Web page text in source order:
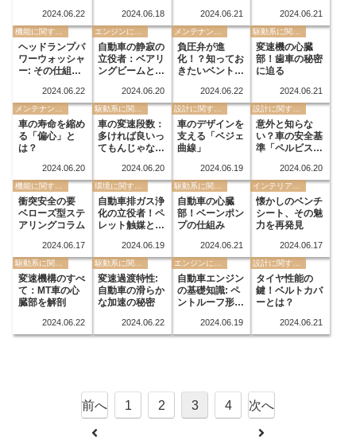
2024.06.22 2024.06.18 2024.06.21 2024.06.21
ヘッドランプパ
ワーウォッシャ
ー: その仕組み
2024.06.22
自動車の静寂の
立役者：ベアリ
ングビームと
2024.06.20
負圧弁が進
化！？知ってお
きたいベントバ
2024.06.22
変速機の心臓
部！歯車の秘密
に迫る
2024.06.21
車の寿命を縮め
る「偏心」と
は？
2024.06.20
車の変速段数：
多ければ良いっ
てもんじゃな
2024.06.20
設計に関する用語
車のデザインを
支える「ベジェ
曲線」
2024.06.19
意外と知らな
い？車の安全基
準「ペルビスリ
ント」2024.06.20
衝突安全の要
ベローズ型ステ
アリングコラム
2024.06.17
環境に関する用語
自動車排ガス浄
化の立役者！ペ
レット触媒と
2024.06.19
自動車の心臓
部！ベーンポン
プの仕組み
2024.06.21
懐かしのベンチ
シート、その魅
力を再発見
2024.06.17
変速機構のすべ
て：MT車の心
臓部を解剖
2024.06.22
変速過渡特性:
自動車の滑らか
な加速の秘密
2024.06.22
自動車エンジン
の基礎知識: ペ
ントルーフ形燃
2024.06.19
タイヤ性能の
鍵！ベルトカバ
ーとは？
2024.06.21
前へ 1 2 3 4 次へ